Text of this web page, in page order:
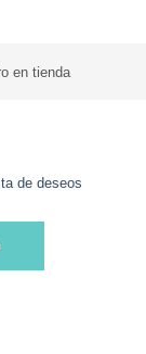
en tienda
de deseos